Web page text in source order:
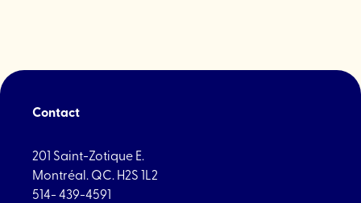
Contact
201 Saint-Zotique E.
Montréal. QC. H2S 1L2
514- 439-4591